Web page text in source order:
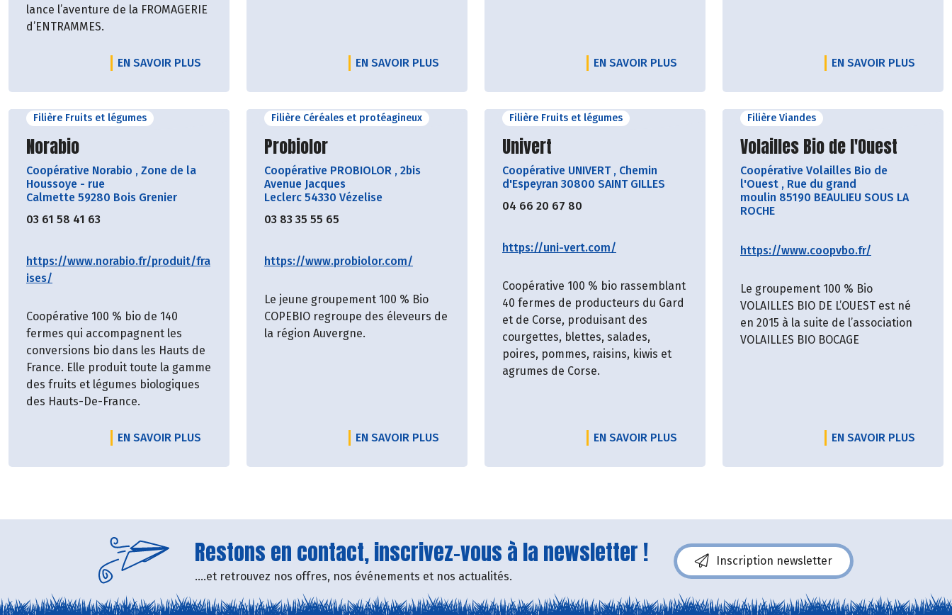
lance l’aventure de la FROMAGERIE
d’ENTRAMMES.
EN SAVOIR PLUS EN SAVOIR PLUS EN SAVOIR PLUS EN SAVOIR PLUS
Filière Fruits et légumes
Découvrir le producteur
Norabio
Coopérative Norabio , Zone de la
Houssoye - rue
Calmette 59280 Bois Grenier
03 61 58 41 63
https://www.norabio.fr/produit/fra
ises/
Coopérative 100 % bio de 140
fermes qui accompagnent les
conversions bio dans les Hauts de
France. Elle produit toute la gamme
des fruits et légumes biologiques
des Hauts-De-France.
EN SAVOIR PLUS
Filière Céréales et protéagineux
Découvrir le producteur
Probiolor
Coopérative PROBIOLOR , 2bis
Avenue Jacques
Leclerc 54330 Vézelise
03 83 35 55 65
https://www.probiolor.com/
Le jeune groupement 100 % Bio
COPEBIO regroupe des éleveurs de
la région Auvergne.
EN SAVOIR PLUS
Filière Fruits et légumes
Découvrir le producteur
Univert
Coopérative UNIVERT , Chemin
d'Espeyran 30800 SAINT GILLES
04 66 20 67 80
https://uni-vert.com/
Coopérative 100 % bio rassemblant
40 fermes de producteurs du Gard
et de Corse, produisant des
courgettes, blettes, salades,
poires, pommes, raisins, kiwis et
agrumes de Corse.
EN SAVOIR PLUS
Filière Viandes
Découvrir le producteur
Volailles Bio de l'Ouest
Coopérative Volailles Bio de
l'Ouest , Rue du grand
moulin 85190 BEAULIEU SOUS LA
ROCHE
https://www.coopvbo.fr/
Le groupement 100 % Bio
VOLAILLES BIO DE L’OUEST est né
en 2015 à la suite de l’association
VOLAILLES BIO BOCAGE
EN SAVOIR PLUS
Restons en contact, inscrivez-vous à la newsletter !
....et retrouvez nos offres, nos événements et nos actualités.
Inscription newsletter